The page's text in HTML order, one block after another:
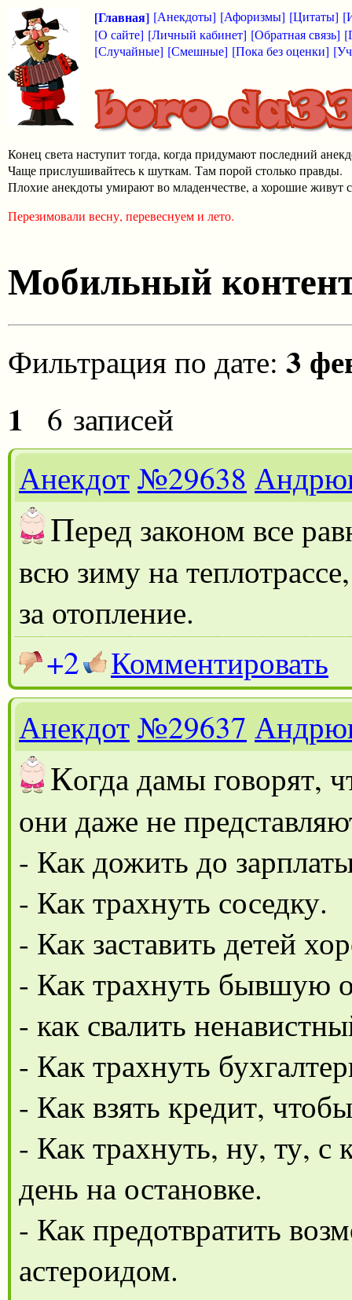
[Главная] [Анекдоты] [Афоризмы] [Цитаты]
[О сайте] [Личный кабинет] [Обратная связь]
[Случайные] [Смешные] [Пока без оценки]
Конец света наступит тогда, когда придумают последний
Чаще прислушивайтесь к шуткам. Там порой столько правды.
Плохие анекдоты умирают во младенчестве, а хорошие живут
Перезимовали весну, перевеснуем и лето.
Мобильный
Фильтрация по дате: 3
1
6 записей
Анекдот№29638
Перед законом все
всю зиму на
за отопление.
+2
Комментировать
Анекдот№29637
Когда дамы говорят,
они даже не
- Как дожить до
- Как трахнуть соседку.
- Как заставить детей
- Как трахнуть бывшую
- как свалить
- Как трахнуть
- Как взять кредит,
- Как трахнуть, ну, ту, с
день на остановке.
- Как предотвратить
астероидом.